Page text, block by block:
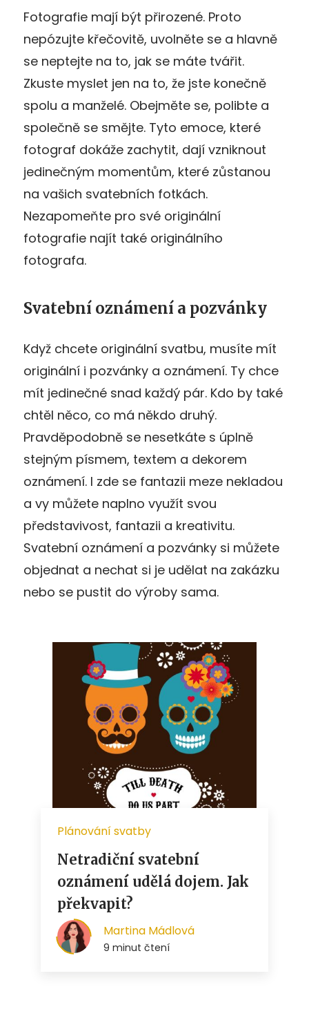
Fotografie mají být přirozené. Proto
nepózujte křečovitě, uvolněte se a hlavně
se neptejte na to, jak se máte tvářit.
Zkuste myslet jen na to, že jste konečně
spolu a manželé. Obejměte se, polibte a
společně se smějte. Tyto emoce, které
fotograf dokáže zachytit, dají vzniknout
jedinečným momentům, které zůstanou
na vašich svatebních fotkách.
Nezapomeňte pro své originální
fotografie najít také originálního
fotografa.
Svatební oznámení a pozvánky
Když chcete originální svatbu, musíte mít
originální i pozvánky a oznámení. Ty chce
mít jedinečné snad každý pár. Kdo by také
chtěl něco, co má někdo druhý.
Pravděpodobně se nesetkáte s úplně
stejným písmem, textem a dekorem
oznámení. I zde se fantazii meze nekladou
a vy můžete naplno využít svou
představivost, fantazii a kreativitu.
Svatební oznámení a pozvánky si můžete
objednat a nechat si je udělat na zakázku
nebo se pustit do výroby sama.